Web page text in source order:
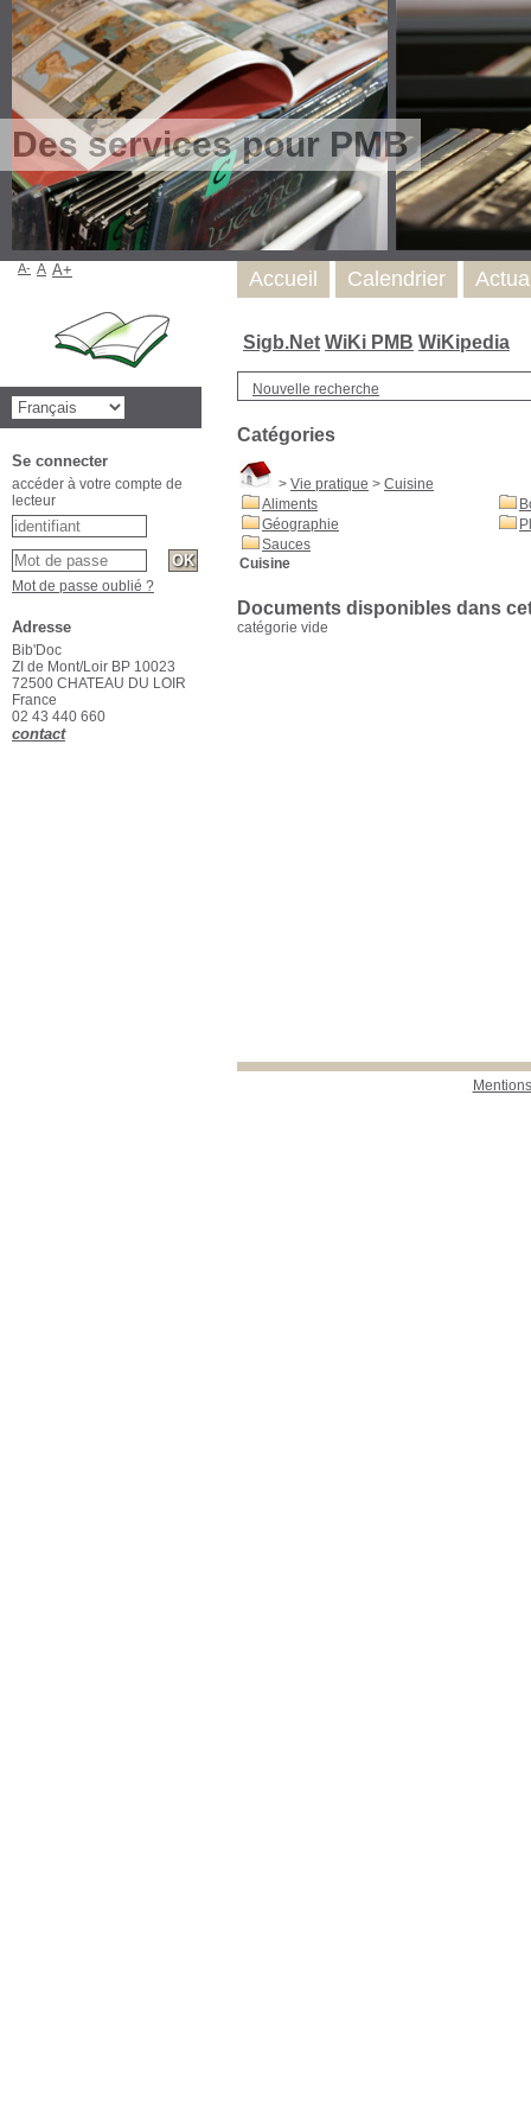
Des services pour PMB
Sigb.Net WiKi PMB WiKipedia
Nouvelle recherche
Catégories
> Vie pratique > Cuisine
Aliments
Géographie
Sauces
Cuisine
Documents disponibles dans
catégorie vide
Accueil Calendrier
A- A A+
Se connecter
accéder à votre compte de
lecteur
Mot de passe oublié ?
Adresse
Bib'Doc
ZI de Mont/Loir BP 10023
72500 CHATEAU DU LOIR
France
02 43 440 660
contact